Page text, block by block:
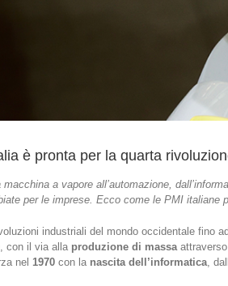
è pronta per la quarta
macchina a vapore all’automazione,
per le imprese. Ecco come le PMI italiane
industriali del mondo occidentale fino
, con il via alla produzione di massa
nel 1970 con la nascita dell’informatica ,